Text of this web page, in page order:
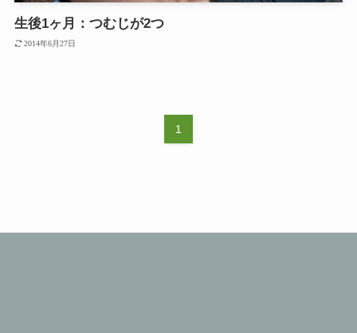
生後1ヶ月：つむじが2つ
2014年6月27日
1